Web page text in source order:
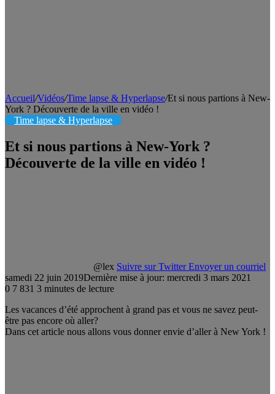
Accueil/Vidéos/Time lapse & Hyperlapse/Et si nous partions à New-
York ? Découverte de la ville en vidéo !
Time lapse & Hyperlapse
Et si nous partions à New-York ?
Découverte de la ville en vidéo !
@lex Suivre sur Twitter Envoyer un courriel
samedi 22 juin 2019Dernière mise à jour: mercredi 3 mars 2021
0 7 831 3 minutes de lecture
Les vacances d’été approchent à grand pas et vous ne savez peut-
être pas encore où aller?
Dans cet article nous allons vous donner envie d’aller à New York !